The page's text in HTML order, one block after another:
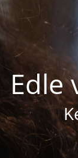
Edle